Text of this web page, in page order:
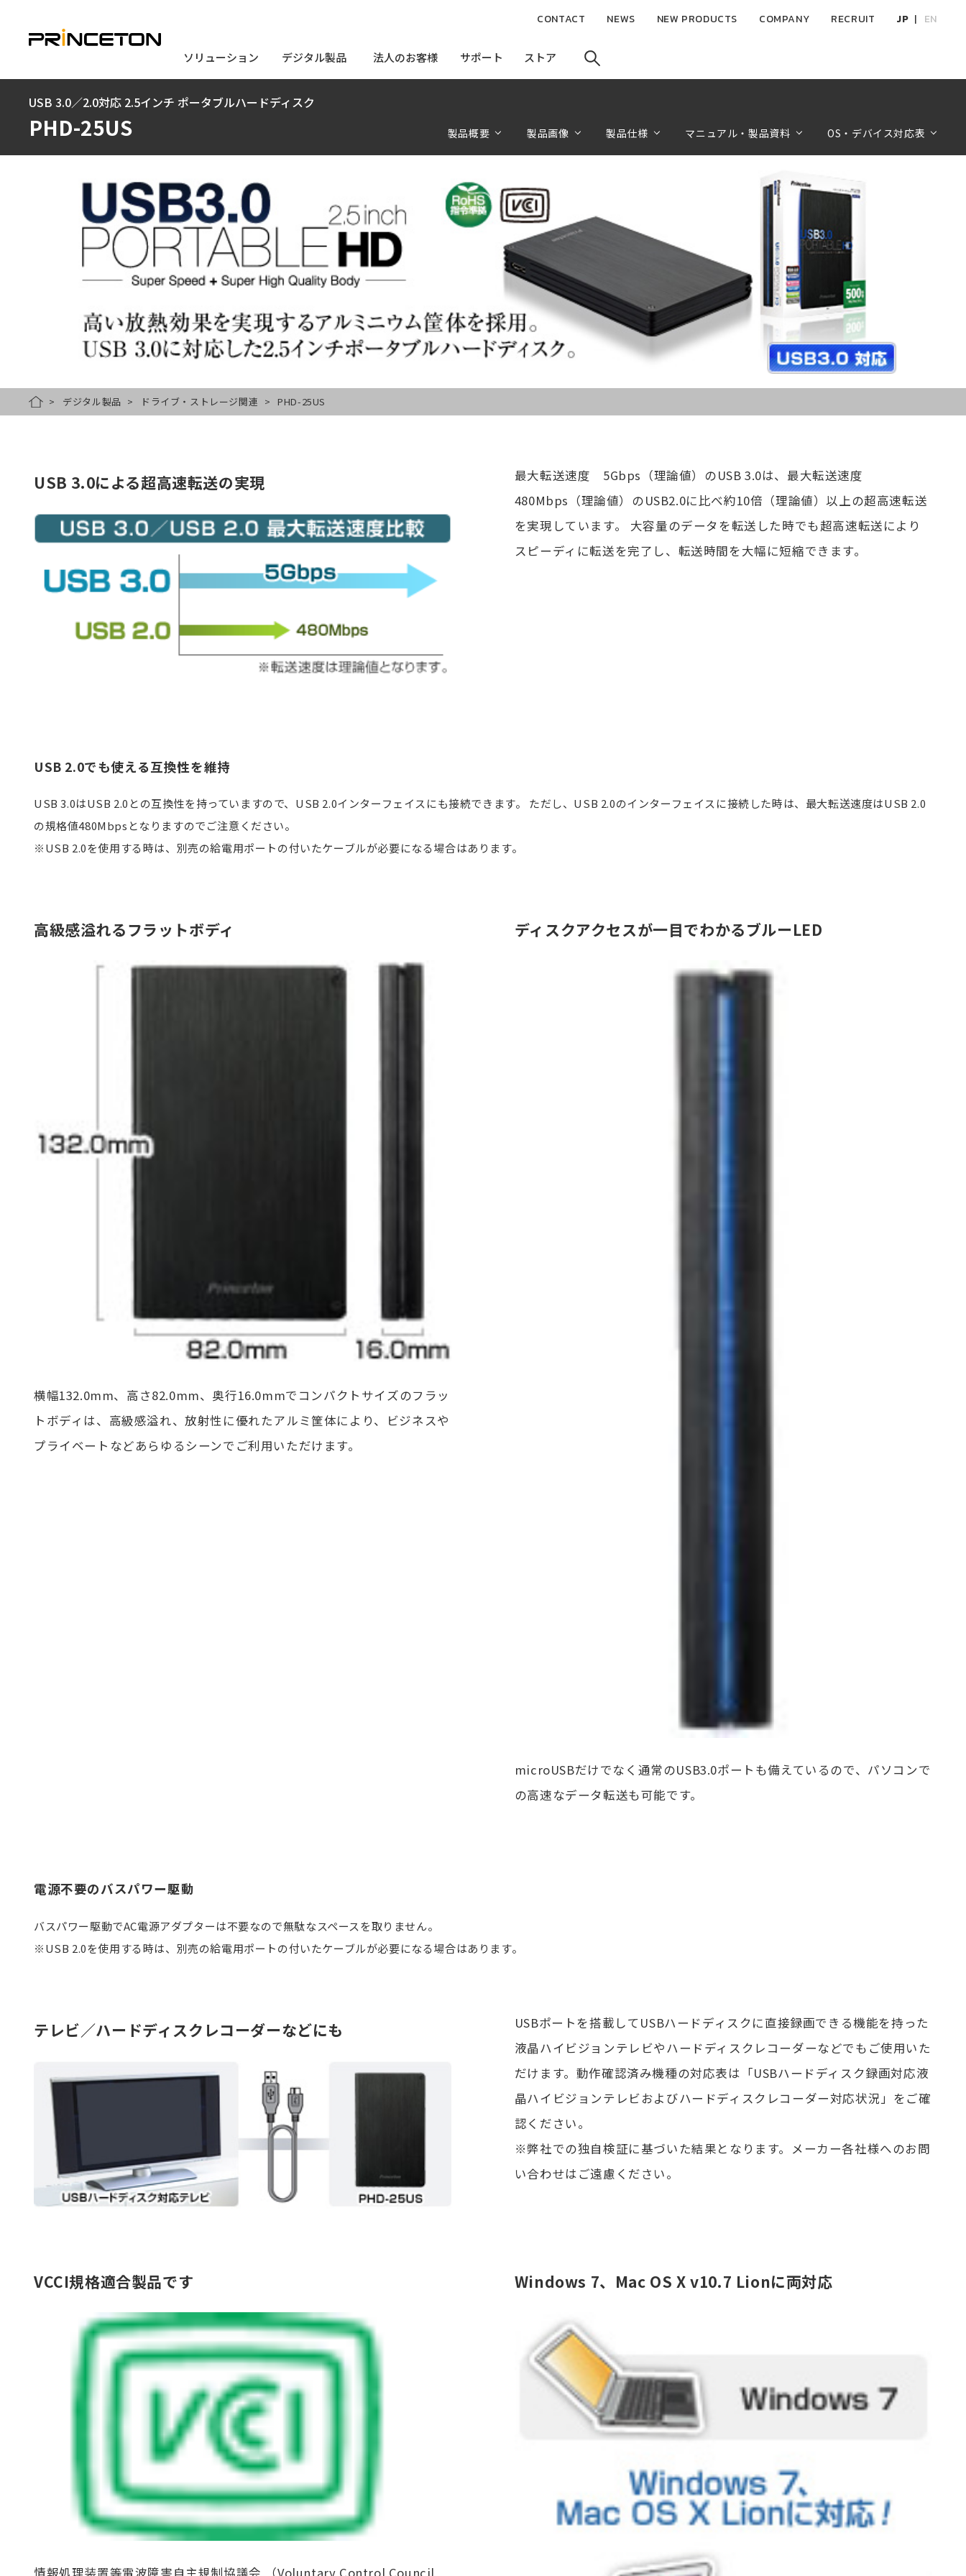
コ
ソリューション
ソリューション デジタル製品
デジタル製品 法人のお客様
法人のお客様 サポート
サポート ストア
ストア
CONTACT NEWS NEW PRODUCTS COMPANY RECRUIT JP EN
USB 3.0／2.0対応 2.5インチ ポータブルハードディスク
PHD-25US 製品概要 製品画像 製品仕様 マニュアル・製品資料 OS・デバイス対応表
HOMEデジタル製品 ドライブ・ストレージ関連 PHD-25US
USB 3.0による超高速転送の実現
最大転送速度 5Gbps（理論値）のUSB 3.0は、最大転送速度
480Mbps（理論値）のUSB2.0に比べ約10倍（理論値）以上の超高速転送
を実現しています。 大容量のデータを転送した時でも超高速転送により
スピーディに転送を完了し、転送時間を大幅に短縮できます。
USB 2.0でも使える互換性を維持
USB 3.0はUSB 2.0との互換性を持っていますので、USB 2.0インターフェイスにも接続できます。 ただし、USB 2.0のインターフェイスに接続した時は、最大転送速度はUSB 2.0
の規格値480Mbpsとなりますのでご注意ください。
※USB 2.0を使用する時は、別売の給電用ポートの付いたケーブルが必要になる場合はあります。
高級感溢れるフラットボディ
横幅132.0mm、高さ82.0mm、奥行16.0mmでコンパクトサイズのフラッ
トボディは、高級感溢れ、放射性に優れたアルミ筐体により、ビジネスや
プライベートなどあらゆるシーンでご利用いただけます。
ディスクアクセスが一目でわかるブルーLED
microUSBだけでなく通常のUSB3.0ポートも備えているので、パソコンで
の高速なデータ転送も可能です。
電源不要のバスパワー駆動
バスパワー駆動でAC電源アダプターは不要なので無駄なスペースを取りません。
※USB 2.0を使用する時は、別売の給電用ポートの付いたケーブルが必要になる場合はあります。
テレビ／ハードディスクレコーダーなどにも
USBポートを搭載してUSBハードディスクに直接録画できる機能を持った
液晶ハイビジョンテレビやハードディスクレコーダーなどでもご使用いた
だけます。動作確認済み機種の対応表は「USBハードディスク録画対応液
晶ハイビジョンテレビおよびハードディスクレコーダー対応状況」をご確
認ください。
※弊社での独自検証に基づいた結果となります。メーカー各社様へのお問
い合わせはご遠慮ください。
VCCI規格適合製品です
情報処理装置等電波障害自主規制協議会 （Voluntary Control Council
Windows 7、Mac OS X v10.7 Lionに両対応